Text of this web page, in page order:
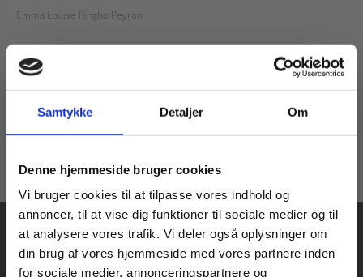
Samtykke Detaljer Om
Denne hjemmeside bruger cookies
Vi bruger cookies til at tilpasse vores indhold og
annoncer, til at vise dig funktioner til sociale medier og til
at analysere vores trafik. Vi deler også oplysninger om
din brug af vores hjemmeside med vores partnere inden
for sociale medier, annonceringspartnere og
Emma Louise Ringbo Peyron
Fra
Køb læremidler og find masterclasses mm.
Fortsæt som: